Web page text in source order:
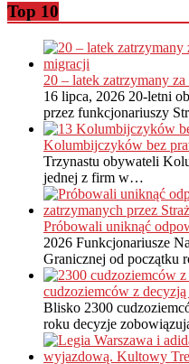
Top 10
20 – latek zatrzymany
16 lipca, 2026 20-letni
przez funkcjonariuszy
Kolumbijczyków bez
Trzynastu obywateli
jednej z firm w…
Próbowali uniknąć
2026 Funkcjonariusze
Granicznej od początku
cudzoziemców z
Blisko 2300
roku decyzje